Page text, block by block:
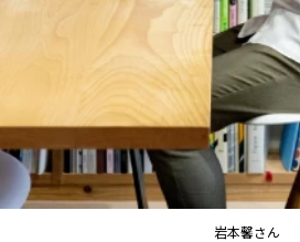
岩本馨さん